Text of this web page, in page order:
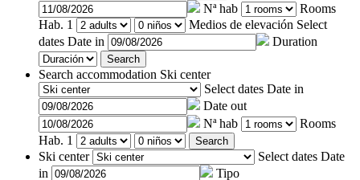
Nª hab
Rooms
Hab. 1
Medios de elevación Select
dates Date in Duration
Search
Search accommodation Ski center
Select dates Date in
Date out
Nª hab
Rooms
Hab. 1
Search
Ski center Select dates Date
in
Tipo